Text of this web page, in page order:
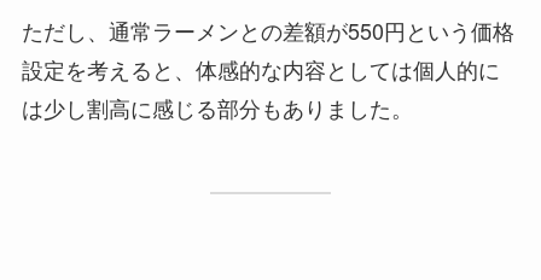
ただし、通常ラーメンとの差額が550円という価格
設定を考えると、体感的な内容としては個人的に
は少し割高に感じる部分もありました。